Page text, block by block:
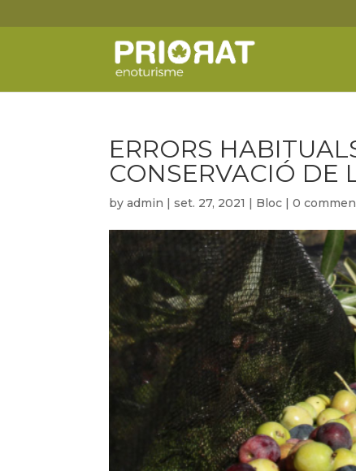
ERRORS
CONSERVACIÓ DE
byadmin |set. 27, 2021 | Bloc |0